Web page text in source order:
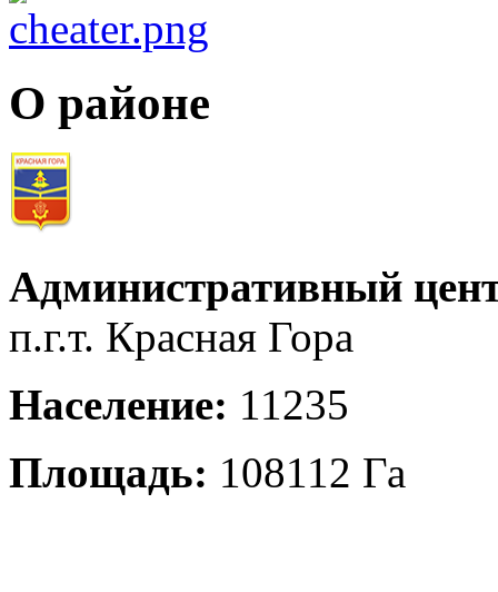
О районе
Административный
п.г.т. Красная Гора
Население: 11235
Площадь: 108112 Га